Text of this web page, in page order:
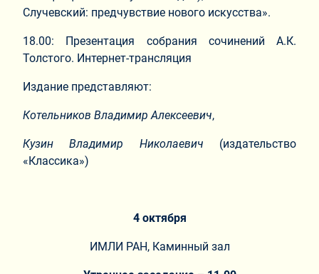
Случевский: предчувствие нового искусства».
18.00: Презентация собрания сочинений А.К.
Толстого. Интернет-трансляция
Издание представляют:
Котельников Владимир Алексеевич,
Кузин Владимир Николаевич (издательство
«Классика»)
4 октября
ИМЛИ РАН, Каминный зал